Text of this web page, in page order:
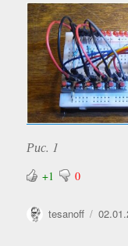
Рис. 1
+1 0
Автор
tesanoff